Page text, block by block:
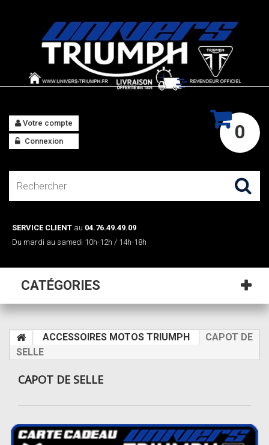
0
Votre compte
Connexion
SERVICE CLIENT au 04.76.49.49.09
Du mardi au samedi 10h-12h / 14h-18h
CATÉGORIES
ACCESSOIRES MOTOS TRIUMPH
CAPOT DE
SELLE
CAPOT DE SELLE